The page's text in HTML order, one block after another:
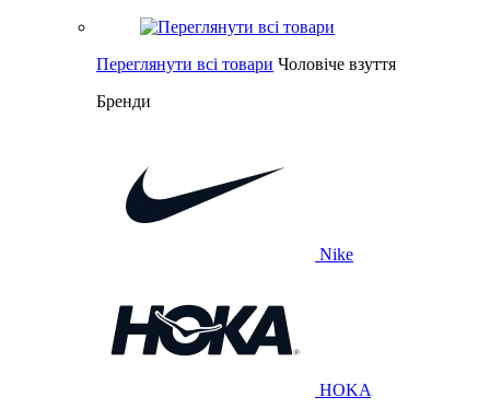
Переглянути всі товари Чоловіче взуття
Бренди
Nike
HOKA